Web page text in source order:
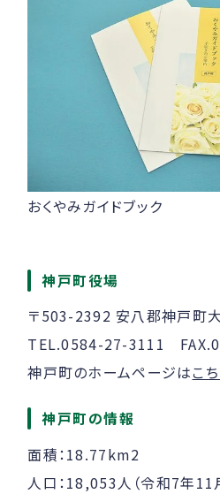
おくやみガイドブック
神戸町役場
〒503-2392 安八郡神戸町
TEL.0584-27-3111
神戸町のホームページはこ
神戸町の情報
面積：18.77km2
人口：18,053人（令和7年11